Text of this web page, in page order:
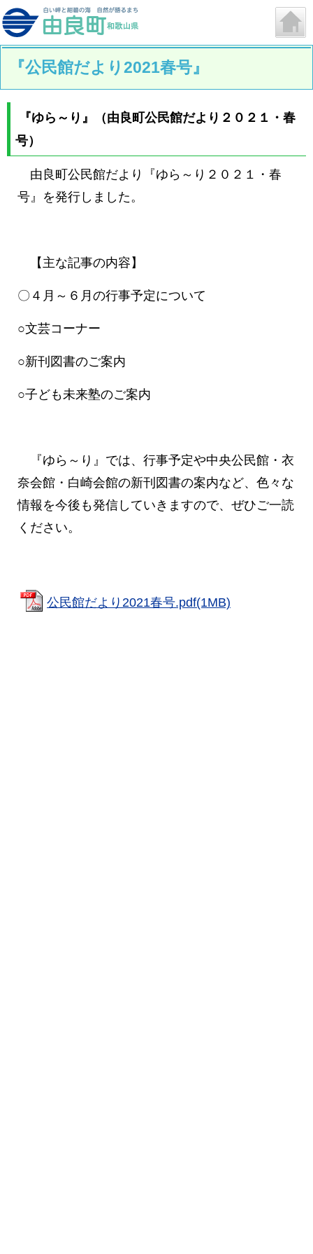
『公民館だより2021春号』
『ゆら～り』（由良町公民館だより２０２１・春
号）
由良町公民館だより『ゆら～り２０２１・春
号』を発行しました。
【主な記事の内容】
〇４月～６月の行事予定について
○文芸コーナー
○新刊図書のご案内
○子ども未来塾のご案内
『ゆら～り』では、行事予定や中央公民館・衣
奈会館・白崎会館の新刊図書の案内など、色々な
情報を今後も発信していきますので、ぜひご一読
ください。
公民館だより2021春号.pdf(1MB)